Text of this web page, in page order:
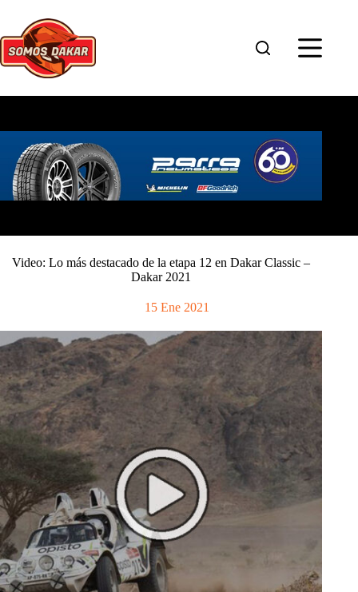
contenido
Video: Lo más destacado de la etapa 12 en Dakar Classic –
Dakar 2021
15 Ene 2021